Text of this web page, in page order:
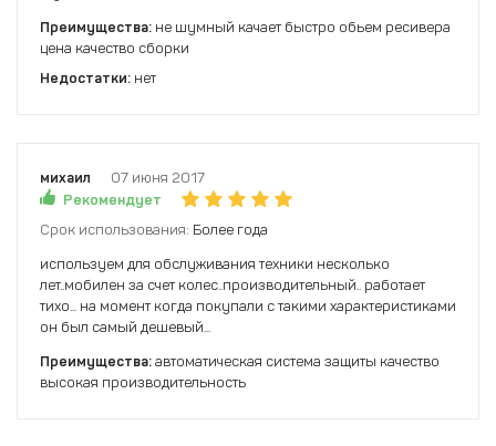
Преимущества: не шумный качает быстро обьем ресивера
цена качество сборки
Недостатки: нет
михаил
07 июня 2017
Рекомендует
Срок использования: Более года
используем для обслуживания техники несколько
лет..мобилен за счет колес..производительный.. работает
тихо... на момент когда покупали с такими характеристиками
он был самый дешевый...
Преимущества: автоматическая система защиты качество
высокая производительность